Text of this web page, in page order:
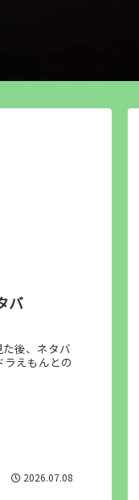
バ
後、ネタバ
ラえもんとの
2026.07.08